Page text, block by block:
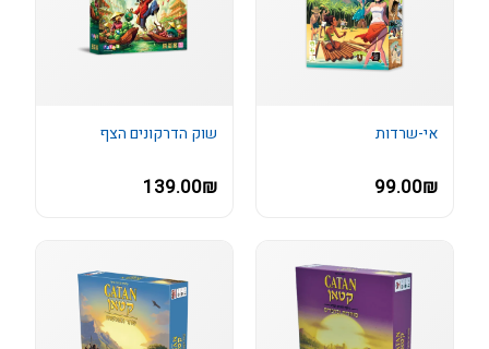
אי-שרדות
99.00₪
שוק הדרקונים הצף
139.00₪